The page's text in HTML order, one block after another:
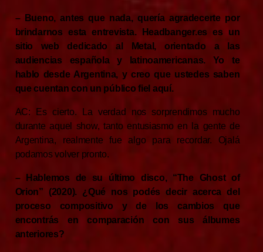
– Bueno, antes que nada, quería agradecerte por
brindarnos esta entrevista. Headbanger.es es un
sitio web dedicado al Metal, orientado a las
audiencias española y latinoamericanas. Yo te
hablo desde Argentina, y creo que ustedes saben
que cuentan con un público fiel aquí.
AC: Es cierto. La verdad nos sorprendimos mucho
durante aquel show, tanto entusiasmo en la gente de
Argentina, realmente fue algo para recordar. Ojalá
podamos volver pronto.
– Hablemos de su último disco, “The Ghost of
Orion” (2020). ¿Qué nos podés decir acerca del
proceso compositivo y de los cambios que
encontrás en comparación con sus álbumes
anteriores?